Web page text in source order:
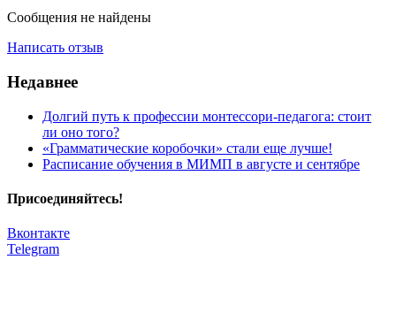
Сообщения не найдены
Написать отзыв
Недавнее
Долгий путь к профессии монтессори-педагога: стоит
ли оно того?
«Грамматические коробочки» стали еще лучше!
Расписание обучения в МИМП в августе и сентябре
Присоединяйтесь!
Вконтакте
Telegram